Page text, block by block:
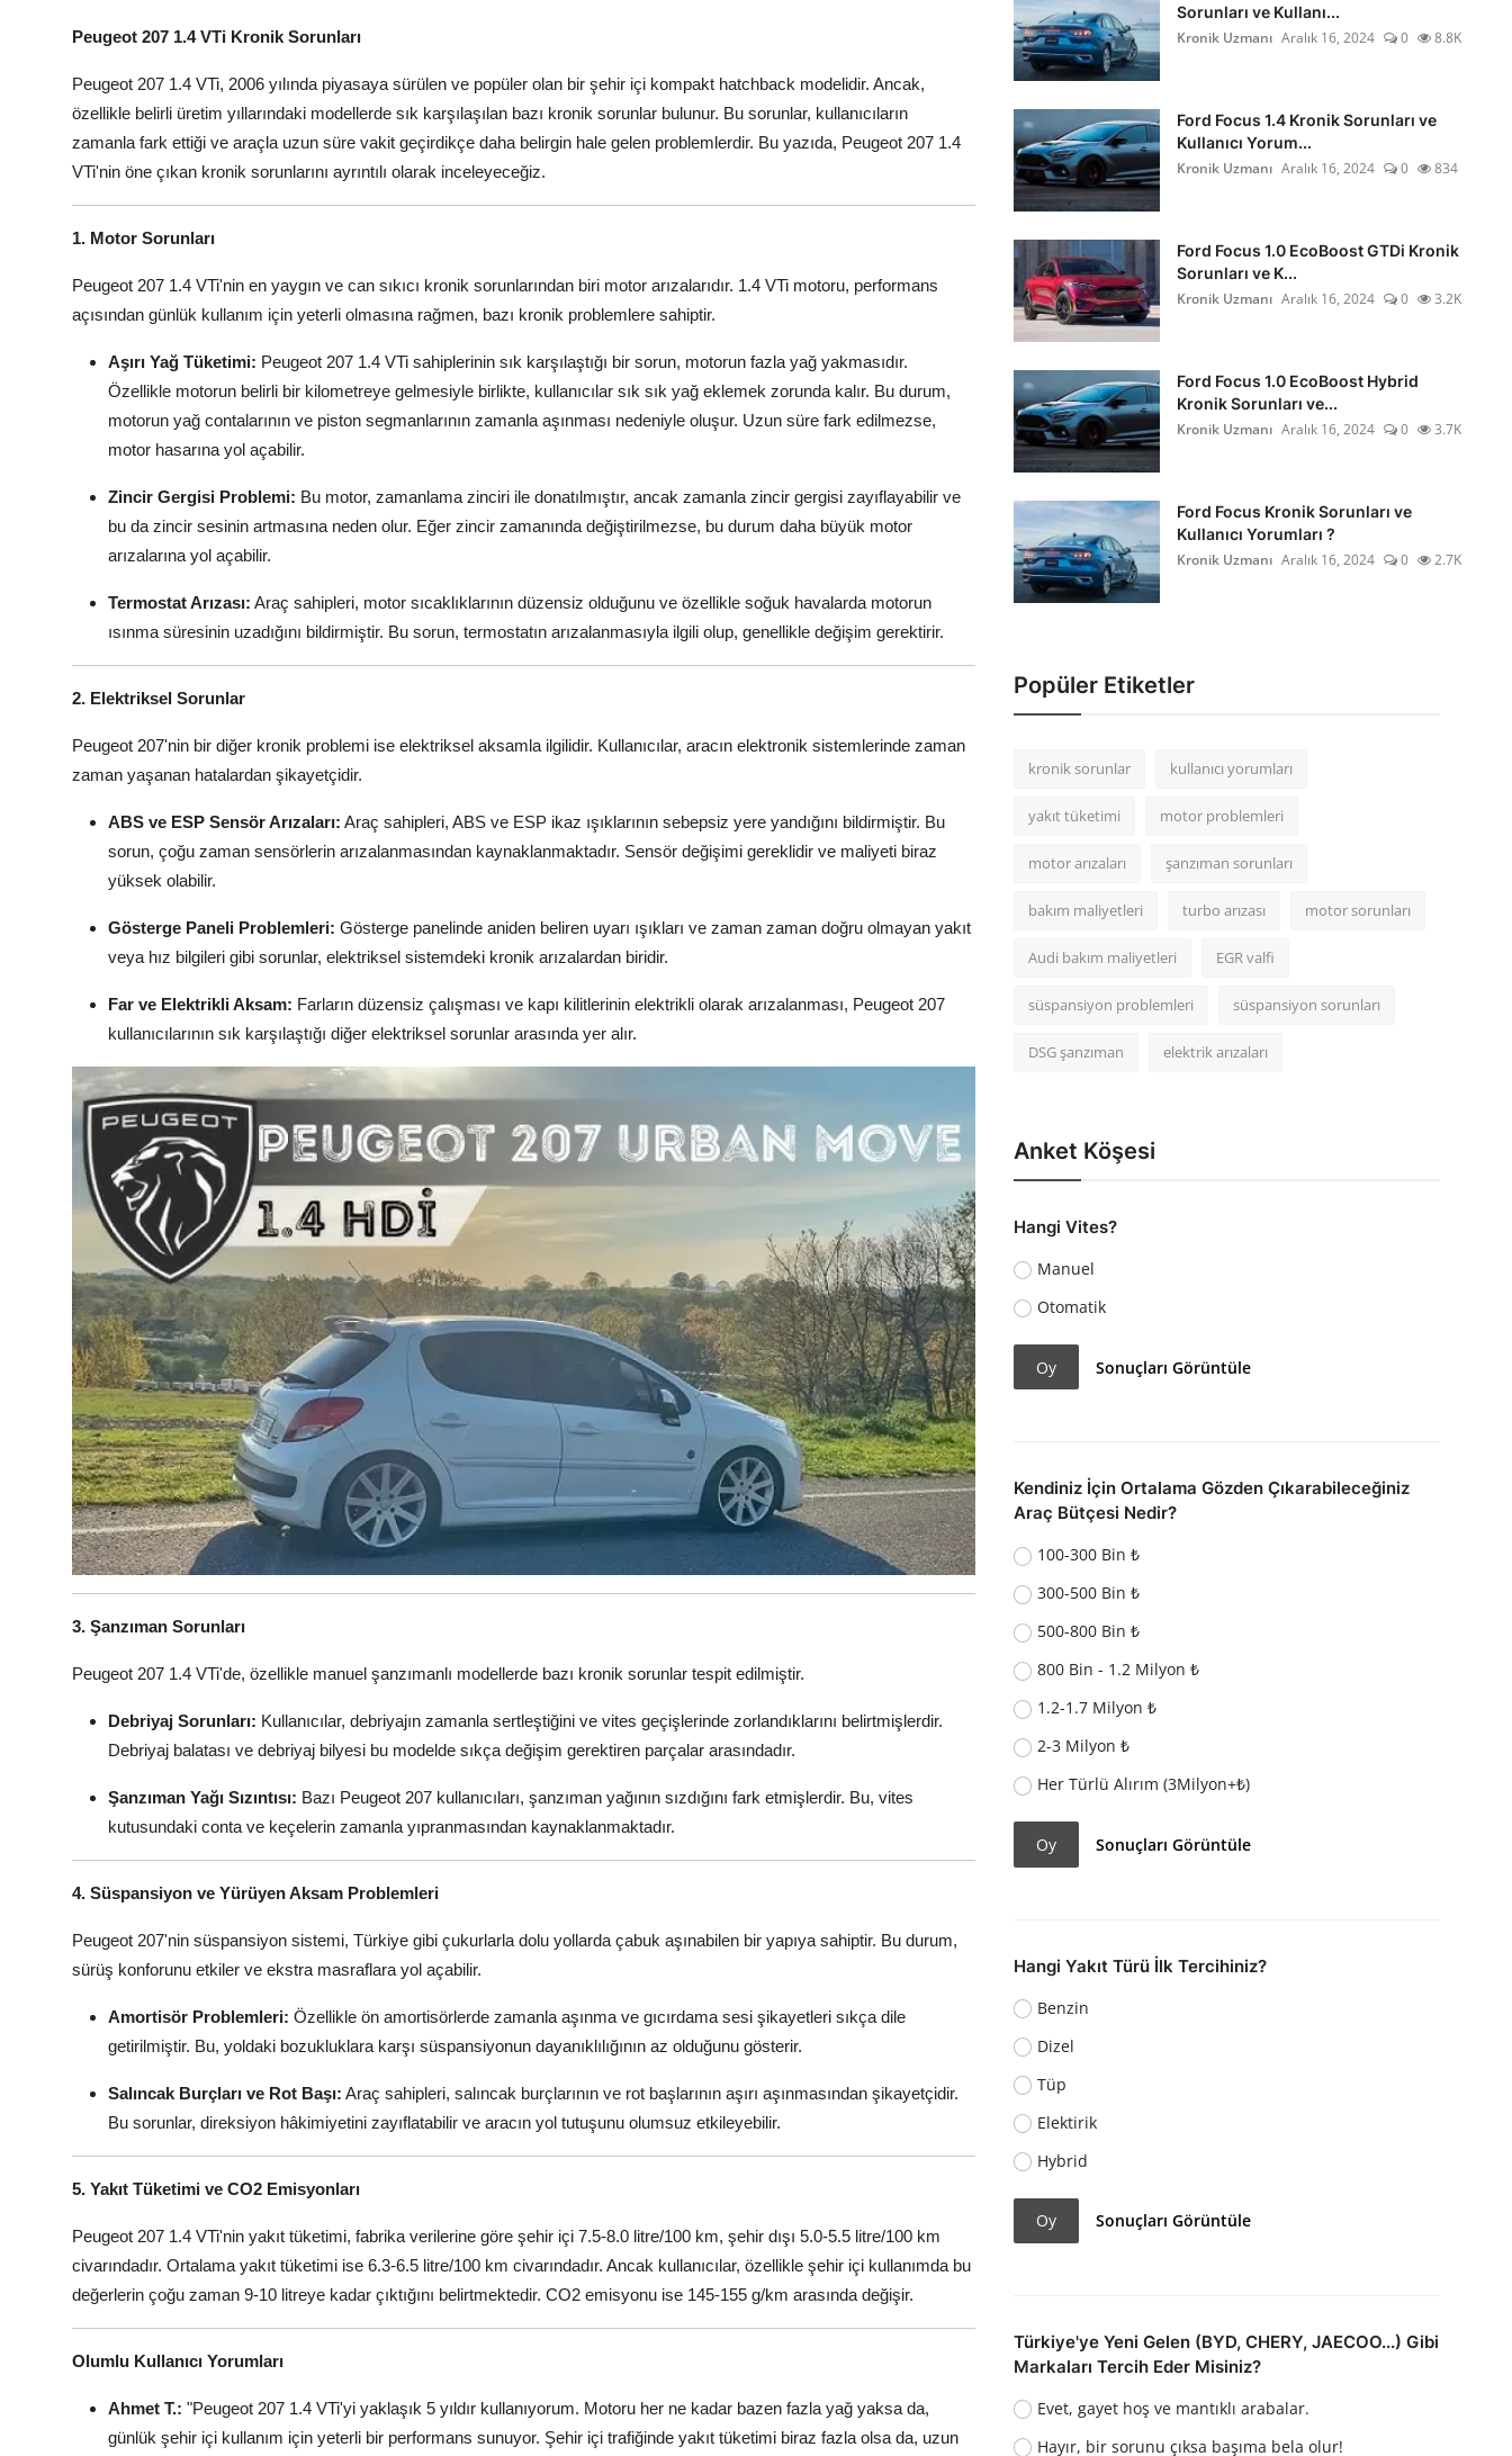
Multimedya & Elektronik
Peugeot 207 1.4 VTi Kronik Sorunları
Peugeot 207 1.4 VTi, 2006 yılında piyasaya sürülen ve popüler olan bir şehir içi kompakt hatchback modelidir. Ancak,
özellikle belirli üretim yıllarındaki modellerde sık karşılaşılan bazı kronik sorunlar bulunur. Bu sorunlar, kullanıcıların
zamanla fark ettiği ve araçla uzun süre vakit geçirdikçe daha belirgin hale gelen problemlerdir. Bu yazıda, Peugeot 207 1.4
VTi'nin öne çıkan kronik sorunlarını ayrıntılı olarak inceleyeceğiz.
1. Motor Sorunları
Peugeot 207 1.4 VTi'nin en yaygın ve can sıkıcı kronik sorunlarından biri motor arızalarıdır. 1.4 VTi motoru, performans
açısından günlük kullanım için yeterli olmasına rağmen, bazı kronik problemlere sahiptir.
Aşırı Yağ Tüketimi: Peugeot 207 1.4 VTi sahiplerinin sık karşılaştığı bir sorun, motorun fazla yağ yakmasıdır.
Özellikle motorun belirli bir kilometreye gelmesiyle birlikte, kullanıcılar sık sık yağ eklemek zorunda kalır. Bu durum,
motorun yağ contalarının ve piston segmanlarının zamanla aşınması nedeniyle oluşur. Uzun süre fark edilmezse,
motor hasarına yol açabilir.
Zincir Gergisi Problemi: Bu motor, zamanlama zinciri ile donatılmıştır, ancak zamanla zincir gergisi zayıflayabilir ve
bu da zincir sesinin artmasına neden olur. Eğer zincir zamanında değiştirilmezse, bu durum daha büyük motor
arızalarına yol açabilir.
Termostat Arızası: Araç sahipleri, motor sıcaklıklarının düzensiz olduğunu ve özellikle soğuk havalarda motorun
ısınma süresinin uzadığını bildirmiştir. Bu sorun, termostatın arızalanmasıyla ilgili olup, genellikle değişim gerektirir.
2. Elektriksel Sorunlar
Peugeot 207'nin bir diğer kronik problemi ise elektriksel aksamla ilgilidir. Kullanıcılar, aracın elektronik sistemlerinde zaman
zaman yaşanan hatalardan şikayetçidir.
ABS ve ESP Sensör Arızaları: Araç sahipleri, ABS ve ESP ikaz ışıklarının sebepsiz yere yandığını bildirmiştir. Bu
sorun, çoğu zaman sensörlerin arızalanmasından kaynaklanmaktadır. Sensör değişimi gereklidir ve maliyeti biraz
yüksek olabilir.
Gösterge Paneli Problemleri: Gösterge panelinde aniden beliren uyarı ışıkları ve zaman zaman doğru olmayan yakıt
veya hız bilgileri gibi sorunlar, elektriksel sistemdeki kronik arızalardan biridir.
Far ve Elektrikli Aksam: Farların düzensiz çalışması ve kapı kilitlerinin elektrikli olarak arızalanması, Peugeot 207
kullanıcılarının sık karşılaştığı diğer elektriksel sorunlar arasında yer alır.
3. Şanzıman Sorunları
Peugeot 207 1.4 VTi'de, özellikle manuel şanzımanlı modellerde bazı kronik sorunlar tespit edilmiştir.
Debriyaj Sorunları: Kullanıcılar, debriyajın zamanla sertleştiğini ve vites geçişlerinde zorlandıklarını belirtmişlerdir.
Debriyaj balatası ve debriyaj bilyesi bu modelde sıkça değişim gerektiren parçalar arasındadır.
Şanzıman Yağı Sızıntısı: Bazı Peugeot 207 kullanıcıları, şanzıman yağının sızdığını fark etmişlerdir. Bu, vites
kutusundaki conta ve keçelerin zamanla yıpranmasından kaynaklanmaktadır.
4. Süspansiyon ve Yürüyen Aksam Problemleri
Peugeot 207'nin süspansiyon sistemi, Türkiye gibi çukurlarla dolu yollarda çabuk aşınabilen bir yapıya sahiptir. Bu durum,
sürüş konforunu etkiler ve ekstra masraflara yol açabilir.
Amortisör Problemleri: Özellikle ön amortisörlerde zamanla aşınma ve gıcırdama sesi şikayetleri sıkça dile
getirilmiştir. Bu, yoldaki bozukluklara karşı süspansiyonun dayanıklılığının az olduğunu gösterir.
Salıncak Burçları ve Rot Başı: Araç sahipleri, salıncak burçlarının ve rot başlarının aşırı aşınmasından şikayetçidir.
Bu sorunlar, direksiyon hâkimiyetini zayıflatabilir ve aracın yol tutuşunu olumsuz etkileyebilir.
5. Yakıt Tüketimi ve CO2 Emisyonları
Peugeot 207 1.4 VTi'nin yakıt tüketimi, fabrika verilerine göre şehir içi 7.5-8.0 litre/100 km, şehir dışı 5.0-5.5 litre/100 km
civarındadır. Ortalama yakıt tüketimi ise 6.3-6.5 litre/100 km civarındadır. Ancak kullanıcılar, özellikle şehir içi kullanımda bu
değerlerin çoğu zaman 9-10 litreye kadar çıktığını belirtmektedir. CO2 emisyonu ise 145-155 g/km arasında değişir.
Olumlu Kullanıcı Yorumları
Ahmet T.: "Peugeot 207 1.4 VTi'yi yaklaşık 5 yıldır kullanıyorum. Motoru her ne kadar bazen fazla yağ yaksa da,
günlük şehir içi kullanım için yeterli bir performans sunuyor. Şehir içi trafiğinde yakıt tüketimi biraz fazla olsa da, uzun
Sorunları ve Kullanı...
Kronik Uzmanı Aralık 16, 2024 0 8.8K
Ford Focus 1.4 Kronik Sorunları ve
Kullanıcı Yorum...
Kronik Uzmanı Aralık 16, 2024 0 834
Ford Focus 1.0 EcoBoost GTDi Kronik
Sorunları ve K...
Kronik Uzmanı Aralık 16, 2024 0 3.2K
Ford Focus 1.0 EcoBoost Hybrid
Kronik Sorunları ve...
Kronik Uzmanı Aralık 16, 2024 0 3.7K
Ford Focus Kronik Sorunları ve
Kullanıcı Yorumları ?
Kronik Uzmanı Aralık 16, 2024 0 2.7K
Popüler Etiketler
kronik sorunlar kullanıcı yorumları
yakıt tüketimi motor problemleri
motor arızaları şanzıman sorunları
bakım maliyetleri turbo arızası motor sorunları
Audi bakım maliyetleri EGR valfi
süspansiyon problemleri süspansiyon sorunları
DSG şanzıman elektrik arızaları
Anket Köşesi
Hangi Vites?
Manuel
Otomatik
Oy Sonuçları Görüntüle
Kendiniz İçin Ortalama Gözden Çıkarabileceğiniz
Araç Bütçesi Nedir?
100-300 Bin ₺
300-500 Bin ₺
500-800 Bin ₺
800 Bin - 1.2 Milyon ₺
1.2-1.7 Milyon ₺
2-3 Milyon ₺
Her Türlü Alırım (3Milyon+₺)
Oy Sonuçları Görüntüle
Hangi Yakıt Türü İlk Tercihiniz?
Benzin
Dizel
Tüp
Elektirik
Hybrid
Oy Sonuçları Görüntüle
Türkiye'ye Yeni Gelen (BYD, CHERY, JAECOO...) Gibi
Markaları Tercih Eder Misiniz?
Evet, gayet hoş ve mantıklı arabalar.
Hayır, bir sorunu çıksa başıma bela olur!